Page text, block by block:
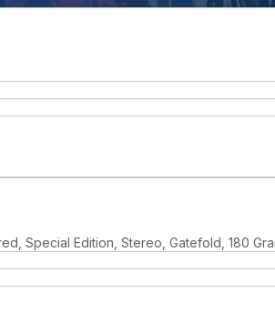
Special Edition, Stereo, Gatefold, 180